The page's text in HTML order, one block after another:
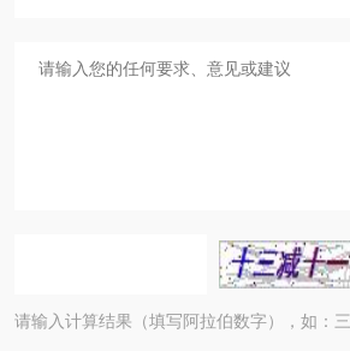
请输入计算结果（填写阿拉伯数字），如：